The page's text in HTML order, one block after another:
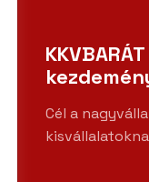
Cél a